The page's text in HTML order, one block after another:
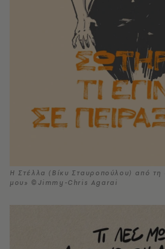
Η Στέλλα (Βίκυ Σταυροπούλου) από τη
μου» ©Jimmy-Chris Agarai